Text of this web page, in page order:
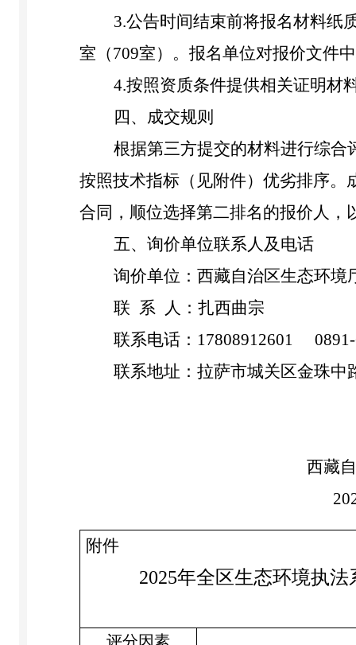
3.公告时间结束前将报名材料纸
室 （709室） 。报名单位对报价文件
4.按照资质条件提供相关证明材
四、成交规则
根据第三方提交的材料进行综
按照技术指标 （见附件） 优劣排序。
合同，顺位选择第二排名的报价人，
五、 询价单位联系人及电话
询价单位：西藏自治区生态环境
联 系 人： 扎西曲宗
联系电话： 17808912601 0891-
联系地址：拉萨市城关区金珠中
西藏
附件
2025年全区生态环境执法
评分因素